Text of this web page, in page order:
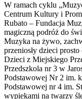
W ramach cyklu
Centrum Kultury i
Rubato – Fundacja
magiczną podróż do
Muzyka na żywo,
przeniosły dzieci prosto
Dzieci z Miejskiego
Przedszkola nr 3 w
Podstawowej Nr 2 im.
Podstawowej nr 4 im.
wypiekami na twarzy